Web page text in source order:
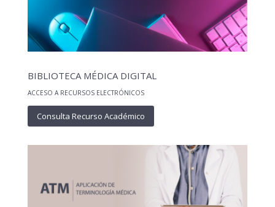
BIBLIOTECA MÉDICA DIGITAL
ACCESO A RECURSOS ELECTRÓNICOS
Consulta Recurso Académico